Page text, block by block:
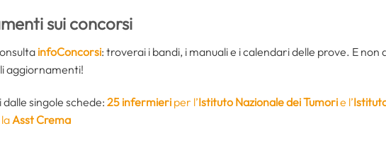
sui concorsi
infoConcorsi: troverai i bandi, i manuali e i calendari delle prove. E
aggiornamenti!
singole schede:25 infermieri per l’Istituto Nazionale dei Tumorie l’
Asst Crema